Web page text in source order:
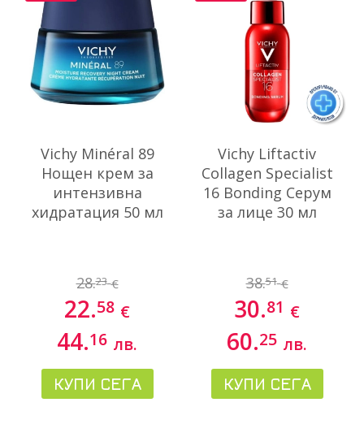
Vichy Minéral 89
Нощен крем за
интензивна
хидратация 50 мл
28.23 €
22.58 €
44.16 лв.
КУПИ СЕГА
Vichy Liftactiv
Collagen Specialist
16 Bonding Серум
за лице 30 мл
38.51 €
30.81 €
60.25 лв.
КУПИ СЕГА